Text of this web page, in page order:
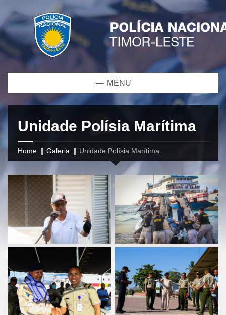
MENU
Unidade Polísia Marítima
Home Galeria Unidade Polísia Marítima